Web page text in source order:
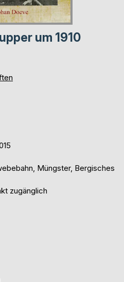
um 1910
Müngster, Bergisches
zugänglich